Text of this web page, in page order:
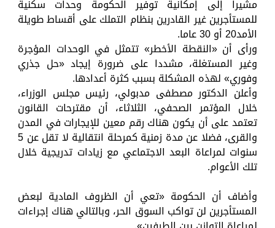
مشيرا إلى إمكانية توفير الحكومة وحدات سكنية
للمستأجرين غير القادرين بنظام التملك على أقساط طويلة
الأمد20 أو 30 عاما.
ورأى أن «النقطة الأخطر» تتمثل في الوحدات المؤجرة
وغير المستغلة، مشددا على ضرورة إيجاد «حل جذري
وفوري» لهذه المشكلة بسبب كثرة أعدادها.
وأعلن الدكتور مصطفى مدبولي، رئيس مجلس الوزراء،
خلال المؤتمر الصحفي، الثلاثاء، أن مقترحات القانون
تعتمد على أن يكون هناك رقم معين للإيجارات في المدن
والقرى، فضلا عن مدة زمنية كمرحلة انتقالية لا تقل عن 5
سنوات لمراعاة البعد الاجتماعي مع زيادات تدريجية خلال
تلك الأعوام.
وأضاف أن الحكومة «تعي أن الظروف المادية لبعض
المستأجرين لن تواكب السوق الحر، وبالتالي هناك إجراءات